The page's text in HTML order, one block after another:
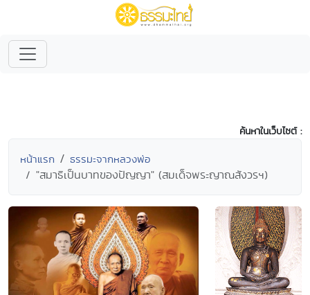
ค้นหาในเว็บไซต์ :
หน้าแรก ธรรมะจากหลวงพ่อ
"สมาธิเป็นบาทของปัญญา" (สมเด็จพระญาณสังวรฯ)